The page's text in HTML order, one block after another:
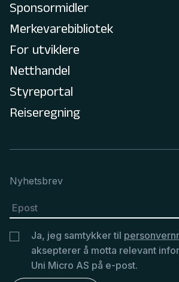
Sponsormidler
Merkevarebibliotek
For utviklere
Netthandel
Styreportal
Reiseregning
Nyhetsbrev
Ja, jeg samtykker til
aksepterer å motta relevant
Uni Micro AS på e-post.